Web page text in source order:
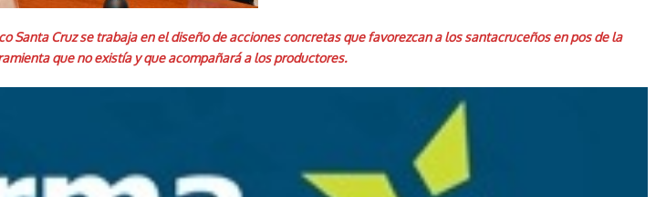
Santa Cruz se trabaja en el diseño de acciones concretas que favorezcan a los santacruceños en pos de la
que no existía y que acompañará a los productores.